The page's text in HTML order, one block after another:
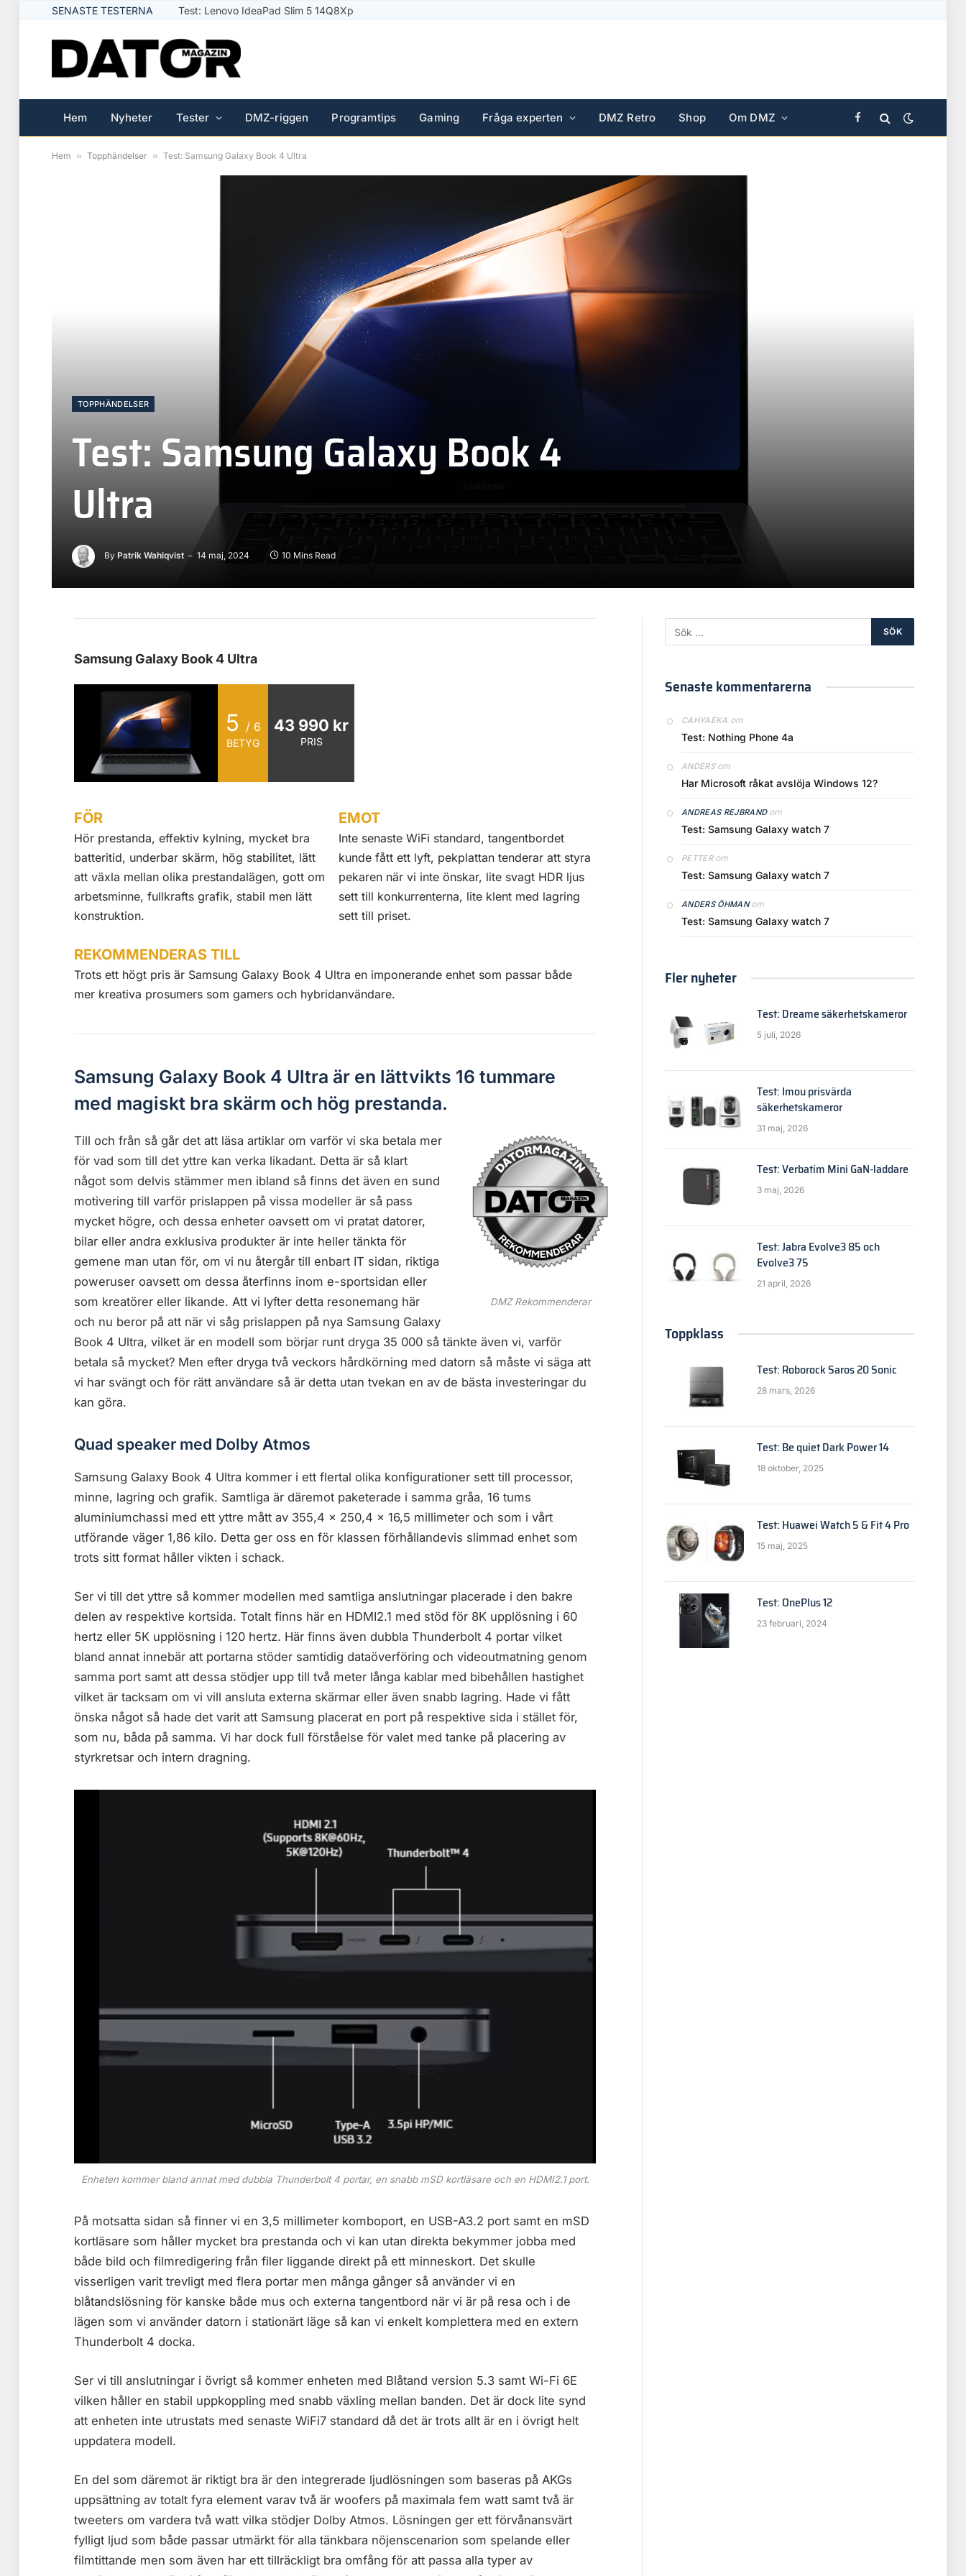
SENASTE TESTERNA Test: Logitech Signature Slim Solar Plus
Hem Nyheter Tester DMZ-riggen Programtips Gaming Fråga experten DMZ Retro Shop Om DMZ Facebook
Hem » Topphändelser » Test: Samsung Galaxy Book 4 Ultra
TOPPHÄNDELSER
Test: Samsung Galaxy Book 4
Ultra
By Patrik Wahlqvist 14 maj, 2024 10 Mins Read
Samsung Galaxy Book 4 Ultra
5 / 6
BETYG
43 990 kr
PRIS
FÖR
Hör prestanda, effektiv kylning, mycket bra
batteritid, underbar skärm, hög stabilitet, lätt
att växla mellan olika prestandalägen, gott om
arbetsminne, fullkrafts grafik, stabil men lätt
konstruktion.
EMOT
Inte senaste WiFi standard, tangentbordet
kunde fått ett lyft, pekplattan tenderar att styra
pekaren när vi inte önskar, lite svagt HDR ljus
sett till konkurrenterna, lite klent med lagring
sett till priset.
REKOMMENDERAS TILL
Trots ett högt pris är Samsung Galaxy Book 4 Ultra en imponerande enhet som passar både
mer kreativa prosumers som gamers och hybridanvändare.
Samsung Galaxy Book 4 Ultra är en lättvikts 16 tummare
med magiskt bra skärm och hög prestanda.
DMZ Rekommenderar
Till och från så går det att läsa artiklar om varför vi ska betala mer
för vad som till det yttre kan verka likadant. Detta är så klart
något som delvis stämmer men ibland så finns det även en sund
motivering till varför prislappen på vissa modeller är så pass
mycket högre, och dessa enheter oavsett om vi pratat datorer,
bilar eller andra exklusiva produkter är inte heller tänkta för
gemene man utan för, om vi nu återgår till enbart IT sidan, riktiga
poweruser oavsett om dessa återfinns inom e-sportsidan eller
som kreatörer eller likande. Att vi lyfter detta resonemang här
och nu beror på att när vi såg prislappen på nya Samsung Galaxy
Book 4 Ultra, vilket är en modell som börjar runt dryga 35 000 så tänkte även vi, varför
betala så mycket? Men efter dryga två veckors hårdkörning med datorn så måste vi säga att
vi har svängt och för rätt användare så är detta utan tvekan en av de bästa investeringar du
kan göra.
Quad speaker med Dolby Atmos
Samsung Galaxy Book 4 Ultra kommer i ett flertal olika konfigurationer sett till processor,
minne, lagring och grafik. Samtliga är däremot paketerade i samma gråa, 16 tums
aluminiumchassi med ett yttre mått av 355,4 x 250,4 x 16,5 millimeter och som i vårt
utförande väger 1,86 kilo. Detta ger oss en för klassen förhållandevis slimmad enhet som
trots sitt format håller vikten i schack.
Ser vi till det yttre så kommer modellen med samtliga anslutningar placerade i den bakre
delen av respektive kortsida. Totalt finns här en HDMI2.1 med stöd för 8K upplösning i 60
hertz eller 5K upplösning i 120 hertz. Här finns även dubbla Thunderbolt 4 portar vilket
bland annat innebär att portarna stöder samtidig dataöverföring och videoutmatning genom
samma port samt att dessa stödjer upp till två meter långa kablar med bibehållen hastighet
vilket är tacksam om vi vill ansluta externa skärmar eller även snabb lagring. Hade vi fått
önska något så hade det varit att Samsung placerat en port på respektive sida i stället för,
som nu, båda på samma. Vi har dock full förståelse för valet med tanke på placering av
styrkretsar och intern dragning.
Enheten kommer bland annat med dubbla Thunderbolt 4 portar, en snabb mSD kortläsare och en HDMI2.1 port.
På motsatta sidan så finner vi en 3,5 millimeter komboport, en USB-A3.2 port samt en mSD
kortläsare som håller mycket bra prestanda och vi kan utan direkta bekymmer jobba med
både bild och filmredigering från filer liggande direkt på ett minneskort. Det skulle
visserligen varit trevligt med flera portar men många gånger så använder vi en
blåtandslösning för kanske både mus och externa tangentbord när vi är på resa och i de
lägen som vi använder datorn i stationärt läge så kan vi enkelt komplettera med en extern
Thunderbolt 4 docka.
Ser vi till anslutningar i övrigt så kommer enheten med Blåtand version 5.3 samt Wi-Fi 6E
vilken håller en stabil uppkoppling med snabb växling mellan banden. Det är dock lite synd
att enheten inte utrustats med senaste WiFi7 standard då det är trots allt är en i övrigt helt
uppdatera modell.
En del som däremot är riktigt bra är den integrerade ljudlösningen som baseras på AKGs
uppsättning av totalt fyra element varav två är woofers på maximala fem watt samt två är
tweeters om vardera två watt vilka stödjer Dolby Atmos. Lösningen ger ett förvånansvärt
fylligt ljud som både passar utmärkt för alla tänkbara nöjenscenarion som spelande eller
filmtittande men som även har ett tillräckligt bra omfång för att passa alla typer av
Senaste kommentarerna
CAHYAEKA om
Test: Nothing Phone 4a
ANDERSom
Har Microsoft råkat avslöja Windows 12?
ANDREAS REJBRANDom
Test: Samsung Galaxy watch 7
PETTERom
Test: Samsung Galaxy watch 7
ANDERS ÖHMANom
Test: Samsung Galaxy watch 7
Fler nyheter
Test: Dreame säkerhetskameror
5 juli, 2026
Test: Imou prisvärda
säkerhetskameror
31 maj, 2026
Test: Verbatim Mini GaN-laddare
3 maj, 2026
Test: Jabra Evolve3 85 och
Evolve3 75
21 april, 2026
Toppklass
Test: Roborock Saros 20 Sonic
28 mars, 2026
Test: Be quiet Dark Power 14
18 oktober, 2025
Test: Huawei Watch 5 & Fit 4 Pro
15 maj, 2025
Test: OnePlus 12
23 februari, 2024